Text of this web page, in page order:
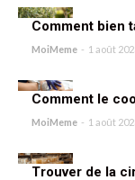
Comment bien
MoiMeme - 1 août
Comment le
MoiMeme - 1 août
Trouver de la